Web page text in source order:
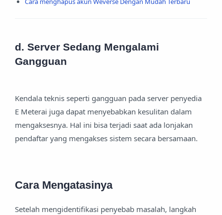
d. Server Sedang Mengalami
Gangguan
Kendala teknis seperti gangguan pada server penyedia
E Meterai juga dapat menyebabkan kesulitan dalam
mengaksesnya. Hal ini bisa terjadi saat ada lonjakan
pendaftar yang mengakses sistem secara bersamaan.
Cara Mengatasinya
Setelah mengidentifikasi penyebab masalah, langkah